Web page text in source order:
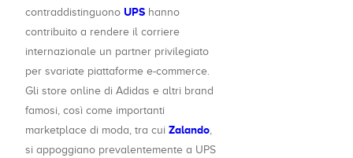
contraddistinguono UPS hanno
contribuito a rendere il corriere
internazionale un partner privilegiato
per svariate piattaforme e-commerce.
Gli store online di Adidas e altri brand
famosi, così come importanti
marketplace di moda, tra cui Zalando,
si appoggiano prevalentemente a UPS